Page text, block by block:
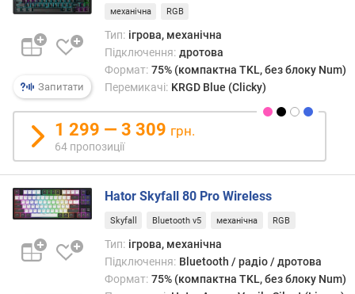
і
в
р
о
б
н
и
к
п
е
р
е
м
Запитати
механічна RGB
Тип: ігрова, механічна
Підключення: дротова
Формат: 75% (компактна TKL, без блоку Num)
Перемикачі: KRGD Blue (Clicky)
1 299 — 3 309 грн.
64 пропозиції
Hator Skyfall 80 Pro Wireless
Skyfall Bluetooth v5 механічна RGB
Тип: ігрова, механічна
Підключення: Bluetooth / радіо / дротова
Формат: 75% (компактна TKL, без блоку Num)